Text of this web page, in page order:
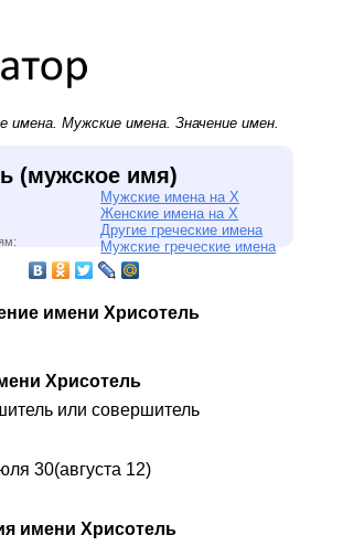
имена. Мужские имена. Значение имен.
(мужское имя)
Мужские имена на Х
Женские имена на Х
Другие греческие имена
Мужские греческие имена
имени Хрисотель
Хрисотель
или совершитель
30(августа 12)
имени Хрисотель